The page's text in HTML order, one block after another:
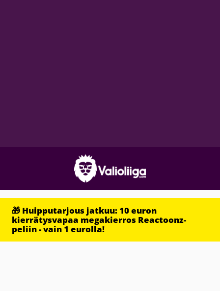
🎁 Huipputarjous jatkuu: 10 euron
kierrätysvapaa megakierros Reactoonz-
peliin - vain 1 eurolla!